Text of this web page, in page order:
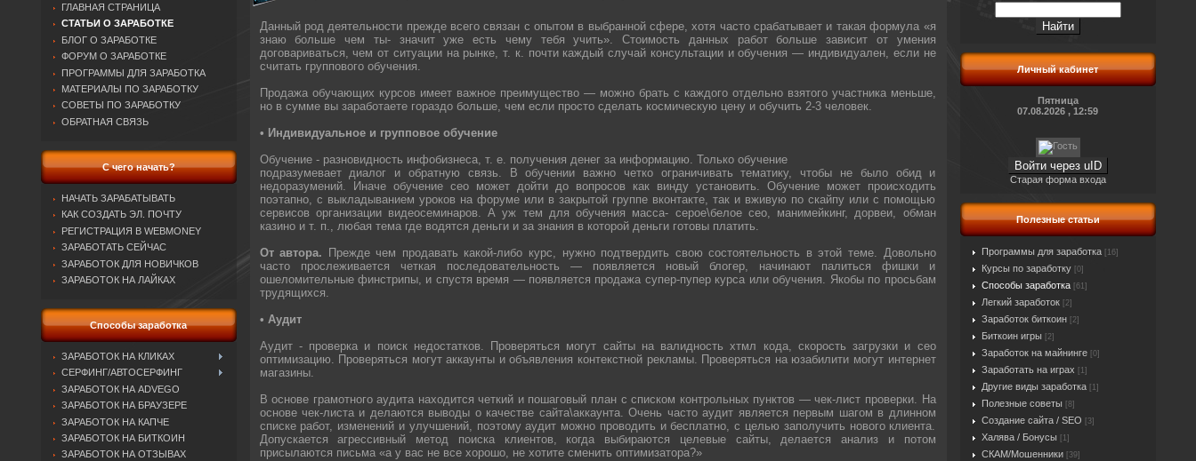
ГЛАВНАЯ СТРАНИЦА
СТАТЬИ О ЗАРАБОТКЕ
БЛОГ О ЗАРАБОТКЕ
ФОРУМ О ЗАРАБОТКЕ
ПРОГРАММЫ ДЛЯ ЗАРАБОТКА
МАТЕРИАЛЫ ПО ЗАРАБОТКУ
СОВЕТЫ ПО ЗАРАБОТКУ
ОБРАТНАЯ СВЯЗЬ
С чего начать?
НАЧАТЬ ЗАРАБАТЫВАТЬ
КАК СОЗДАТЬ ЭЛ. ПОЧТУ
РЕГИСТРАЦИЯ В WEBMONEY
ЗАРАБОТАТЬ СЕЙЧАС
ЗАРАБОТОК ДЛЯ НОВИЧКОВ
ЗАРАБОТОК НА ЛАЙКАХ
Способы заработка
ЗАРАБОТОК НА КЛИКАХ
СЕРФИНГ/АВТОСЕРФИНГ
ЗАРАБОТОК НА ADVEGO
ЗАРАБОТОК НА БРАУЗЕРЕ
ЗАРАБОТОК НА КАПЧЕ
ЗАРАБОТОК НА БИТКОИН
ЗАРАБОТОК НА ОТЗЫВАХ
Данный род деятельности прежде всего связан с опытом в выбранной сфере, хотя часто срабатывает и такая формула «я
знаю больше чем ты- значит уже есть чему тебя учить». Стоимость данных работ больше зависит от умения
договариваться, чем от ситуации на рынке, т. к. почти каждый случай консультации и обучения — индивидуален, если не
считать группового обучения.
Продажа обучающих курсов имеет важное преимущество — можно брать с каждого отдельно взятого участника меньше,
но в сумме вы заработаете гораздо больше, чем если просто сделать космическую цену и обучить 2-3 человек.
• Индивидуальное и групповое обучение
Обучение - разновидность инфобизнеса, т. е. получения денег за информацию. Только обучение
подразумевает диалог и обратную связь. В обучении важно четко ограничивать тематику, чтобы не было обид и
недоразумений. Иначе обучение сео может дойти до вопросов как винду установить. Обучение может происходить
поэтапно, с выкладыванием уроков на форуме или в закрытой группе вконтакте, так и вживую по скайпу или с помощью
сервисов организации видеосеминаров. А уж тем для обучения масса- серое\белое сео, манимейкинг, дорвеи, обман
казино и т. п., любая тема где водятся деньги и за знания в которой деньги готовы платить.
От автора. Прежде чем продавать какой-либо курс, нужно подтвердить свою состоятельность в этой теме. Довольно
часто прослеживается четкая последовательность — появляется новый блогер, начинают палиться фишки и
ошеломительные финстрипы, и спустя время — появляется продажа супер-пупер курса или обучения. Якобы по просьбам
трудящихся.
• Аудит
Аудит - проверка и поиск недостатков. Проверяться могут сайты на валидность хтмл кода, скорость загрузки и сео
оптимизацию. Проверяться могут аккаунты и объявления контекстной рекламы. Проверяться на юзабилити могут интернет
магазины.
В основе грамотного аудита находится четкий и пошаговый план с списком контрольных пунктов — чек-лист проверки. На
основе чек-листа и делаются выводы о качестве сайта\аккаунта. Очень часто аудит является первым шагом в длинном
списке работ, изменений и улучшений, поэтому аудит можно проводить и бесплатно, с целью заполучить нового клиента.
Допускается агрессивный метод поиска клиентов, когда выбираются целевые сайты, делается анализ и потом
присылаются письма «а у вас не все хорошо, не хотите сменить оптимизатора?»
Личный кабинет
Пятница
07.08.2026 , 12:59
Войти через uID
Старая форма входа
Полезные статьи
Программы для заработка [16]
Курсы по заработку [0]
Способы заработка [61]
Легкий заработок [2]
Заработок биткоин [2]
Биткоин игры [2]
Заработок на майнинге [0]
Заработать на играх [1]
Другие виды заработка [1]
Полезные советы [8]
Создание сайта / SEO [3]
Халява / Бонусы [1]
СКАМ/Мошенники [39]